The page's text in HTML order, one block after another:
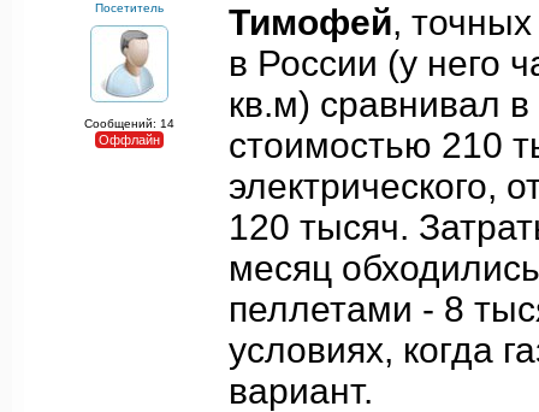
Посетитель
Сообщений: 14
Оффлайн
Тимофей,
в России (у него
кв.м) сравнивал
стоимостью 210
электрического,
120 тысяч.
месяц
пеллетами - 8
условиях, когда
вариант.